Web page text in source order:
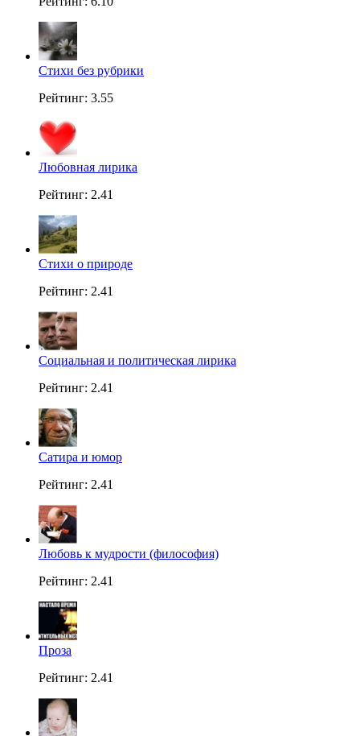
Стихи без рубрики
Рейтинг: 3.55
Любовная лирика
Рейтинг: 2.41
Стихи о природе
Рейтинг: 2.41
Социальная и политическая лирика
Рейтинг: 2.41
Сатира и юмор
Рейтинг: 2.41
Любовь к мудрости (философия)
Рейтинг: 2.41
Проза
Рейтинг: 2.41